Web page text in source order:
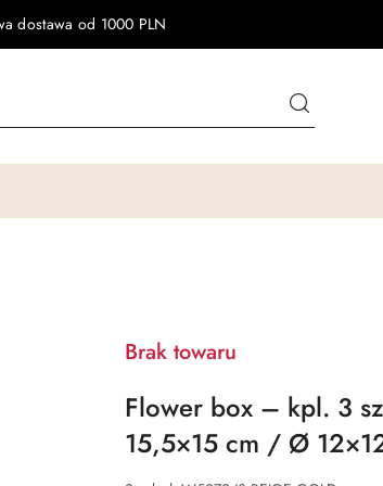
dostawa od 1000 PLN
Brak towaru
Flower box – kpl. 3
15,5×15 cm / Ø